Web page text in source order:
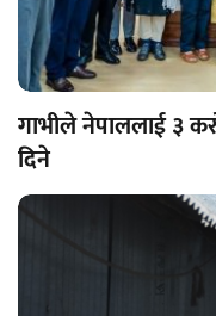
गाभीले नेपाललाई ३
दिने